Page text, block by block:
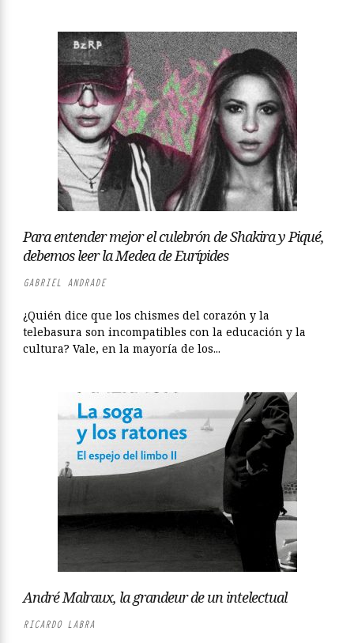
Para entender mejor el culebrón de Shakira y Piqué,
debemos leer la Medea de Eurípides
GABRIEL ANDRADE
¿Quién dice que los chismes del corazón y la
telebasura son incompatibles con la educación y la
cultura? Vale, en la mayoría de los...
André Malraux, la grandeur de un intelectual
RICARDO LABRA